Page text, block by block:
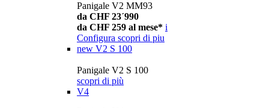
Panigale V2 MM93
da CHF 23´990
da CHF 259 al mese* i
Configura scopri di piu
new V2 S 100
Panigale V2 S 100
scopri di più
V4